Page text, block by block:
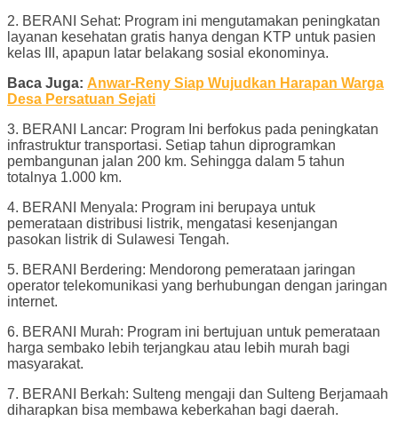
2. BERANI Sehat: Program ini mengutamakan peningkatan
layanan kesehatan gratis hanya dengan KTP untuk pasien
kelas III, apapun latar belakang sosial ekonominya.
Baca Juga: Anwar-Reny Siap Wujudkan Harapan Warga
Desa Persatuan Sejati
3. BERANI Lancar: Program Ini berfokus pada peningkatan
infrastruktur transportasi. Setiap tahun diprogramkan
pembangunan jalan 200 km. Sehingga dalam 5 tahun
totalnya 1.000 km.
4. BERANI Menyala: Program ini berupaya untuk
pemerataan distribusi listrik, mengatasi kesenjangan
pasokan listrik di Sulawesi Tengah.
5. BERANI Berdering: Mendorong pemerataan jaringan
operator telekomunikasi yang berhubungan dengan jaringan
internet.
6. BERANI Murah: Program ini bertujuan untuk pemerataan
harga sembako lebih terjangkau atau lebih murah bagi
masyarakat.
7. BERANI Berkah: Sulteng mengaji dan Sulteng Berjamaah
diharapkan bisa membawa keberkahan bagi daerah.